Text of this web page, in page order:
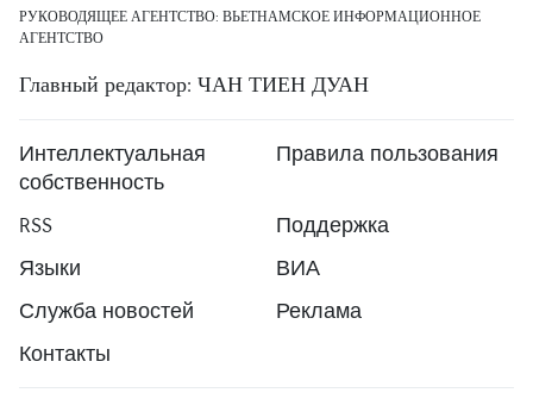
РУКОВОДЯЩЕЕ АГЕНТСТВО: ВЬЕТНАМСКОЕ ИНФОРМАЦИОННОЕ
АГЕНТСТВО
Главный редактор: ЧАН ТИЕН ДУАН
Интеллектуальная
собственность
Правила пользования
RSS
Поддержка
Языки
ВИА
Служба новостей
Реклама
Контакты